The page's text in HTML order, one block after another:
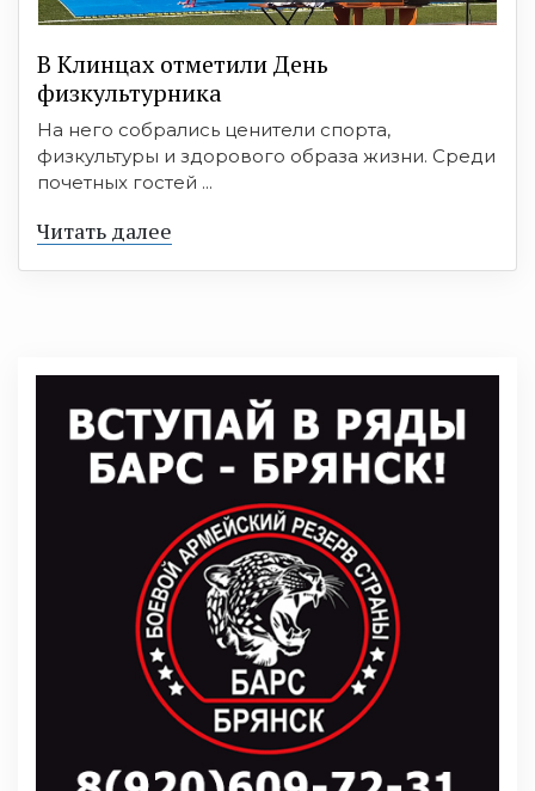
В Клинцах отметили День
физкультурника
На него собрались ценители спорта,
физкультуры и здорового образа жизни. Среди
почетных гостей ...
Читать далее